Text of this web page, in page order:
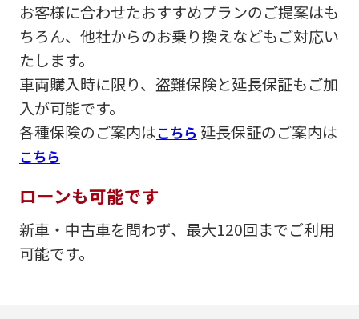
お客様に合わせたおすすめプランのご提案はも
ちろん、他社からのお乗り換えなどもご対応い
たします。
車両購入時に限り、盗難保険と延長保証もご加
入が可能です。
各種保険のご案内はこちら 延長保証のご案内は
こちら
ローンも可能です
新車・中古車を問わず、最大120回までご利用
可能です。